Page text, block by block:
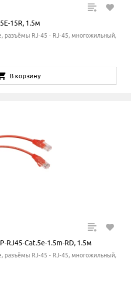
15R, 1.5м
разъёмы RJ-45 - RJ-45, многожильный,
В корзину
RJ45-Cat.5e-1.5m-RD, 1.5м
разъёмы RJ-45 - RJ-45, многожильный,